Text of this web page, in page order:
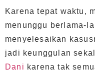
Karena tepat waktu,
menunggu berlama-
menyelesaikan
jadi keunggulan
Dani karena tak